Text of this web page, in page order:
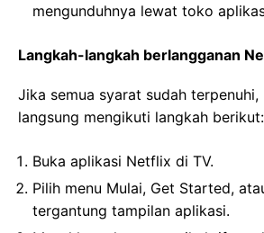
mengunduhnya lewat toko
Langkah-langkah berlangganan
Jika semua syarat sudah terpenuhi,
langsung mengikuti langkah berikut:
Buka aplikasi Netflix di TV.
Pilih menu Mulai, Get Started,
tergantung tampilan aplikasi.